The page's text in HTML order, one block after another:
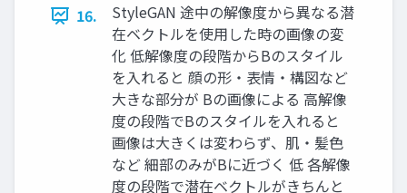
16.
StyleGAN 途中の解像度から異なる潜
在ベクトルを使用した時の画像の変
化 低解像度の段階からBのスタイル
を入れると 顔の形・表情・構図など
大きな部分が Bの画像による 高解像
度の段階でBのスタイルを入れると
画像は大きくは変わらず、肌・髪色
など 細部のみがBに近づく 低 各解像
度の段階で潜在ベクトルがきちんと